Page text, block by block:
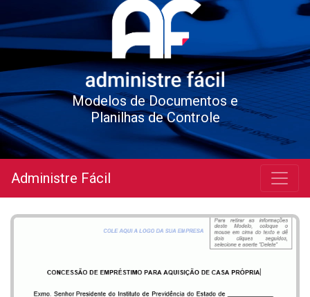
Modelos de Documentos e
Planilhas de Controle
Administre Fácil